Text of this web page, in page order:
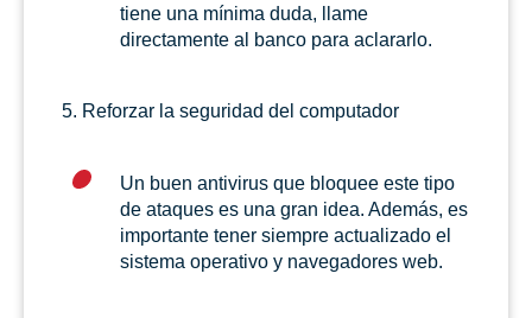
tiene una mínima duda, llame
directamente al banco para aclararlo.
5. Reforzar la seguridad del computador
Un buen antivirus que bloquee este tipo
de ataques es una gran idea. Además, es
importante tener siempre actualizado el
sistema operativo y navegadores web.